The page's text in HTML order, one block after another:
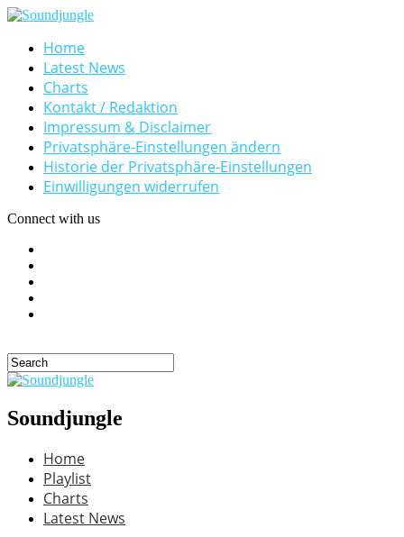
Home
Latest News
Charts
Kontakt / Redaktion
Impressum & Disclaimer
Privatsphäre-Einstellungen ändern
Historie der Privatsphäre-Einstellungen
Einwilligungen widerrufen
Connect with us
Soundjungle
Home
Playlist
Charts
Latest News